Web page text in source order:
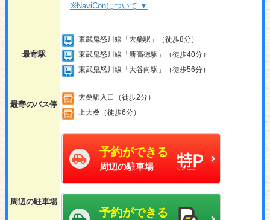
※NaviConについて ▼
最寄駅
東武鬼怒川線「大桑駅」（徒歩8分）
東武鬼怒川線「新高徳駅」（徒歩40分）
東武鬼怒川線「大谷向駅」（徒歩56分）
最寄のバス停
大桑駅入口（徒歩2分）
上大桑（徒歩6分）
周辺の駐車場
予約ができる
周辺の駐車場
予約ができる